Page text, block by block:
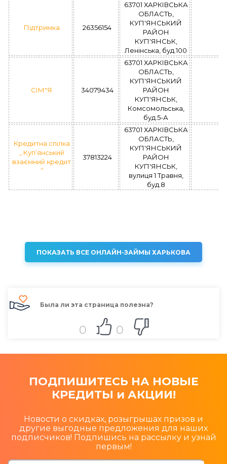
Підтримка 26356154
63701 ХАРКІВСЬКА
ОБЛАСТЬ,
КУП'ЯНСЬКИЙ
РАЙОН
КУП'ЯНСЬК,
Ленінська, буд.100
СІМ"Я 34079434
63701 ХАРКІВСЬКА
ОБЛАСТЬ,
КУП'ЯНСЬКИЙ
РАЙОН
КУП'ЯНСЬК,
Комсомольська,
буд.5-А
Кредитна спілка
„ Куп’янський
взаємний кредит
”
37813224
63701 ХАРКІВСЬКА
ОБЛАСТЬ,
КУП'ЯНСЬКИЙ
РАЙОН
КУП'ЯНСЬК,
вулиця 1 Травня,
буд.8
ПОКАЗАТЬ ВСЕ ОНЛАЙН-ЗАЙМЫ ХАРЬКОВА
Была ли эта страница полезна?
0 0
ПОДПИШИТЕСЬ НА НОВЫЕ
КРЕДИТЫ и АКЦИИ!
Новости о скидках, розыгрышах призов и
другие выгодные предложения для наших
подписчиков! Подпишись на рассылку и узнай
первым!